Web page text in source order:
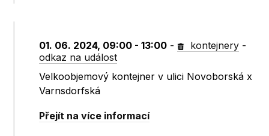
01. 06. 2024, 09:00 - 13:00 - kontejnery -
odkaz na událost
Velkoobjemový kontejner v ulici Novoborská x
Varnsdorfská
Přejít na více informací